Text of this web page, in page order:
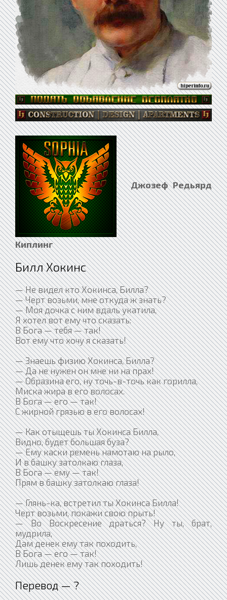
Джозеф Редьярд
Киплинг
Билл Хокинс
— Не видел кто Хокинса, Билла?
— Черт возьми, мне откуда ж знать?
— Моя дочка с ним вдаль укатила,
Я хотел вот ему что сказать:
В Бога — тебя — так!
Вот ему что хочу я сказать!
— Знаешь физию Хокинса, Билла?
— Да не нужен он мне ни на прах!
— Образина его, ну точь-в-точь как горилла,
Миска жира в его волосах.
В Бога — его — так!
С жирной грязью в его волосах!
— Как отыщешь ты Хокинса Билла,
Видно, будет большая буза?
— Ему каски ремень намотаю на рыло,
И в башку затолкаю глаза,
В Бога — ему — так!
Прям в башку затолкаю глаза!
— Глянь-ка, встретил ты Хокинса Билла!
Черт возьми, покажи свою прыть!
— Во Воскресение драться? Ну ты, брат,
мудрила,
Дам денек ему так походить,
В Бога — его — так!
Лишь денек ему так походить!
Перевод — ?